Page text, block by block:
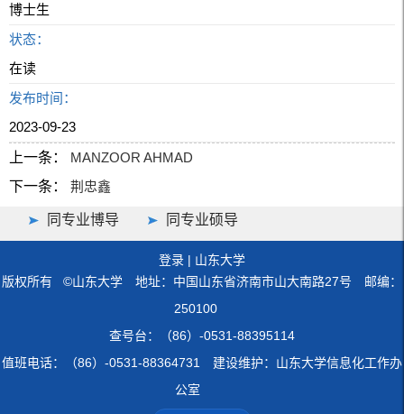
博士生
状态：
在读
发布时间：
2023-09-23
上一条：
MANZOOR AHMAD
下一条：
荆忠鑫
同专业博导 同专业硕导
登录 | 山东大学
版权所有 ©山东大学 地址：中国山东省济南市山大南路27号 邮编：
250100
查号台：（86）-0531-88395114
值班电话：（86）-0531-88364731 建设维护：山东大学信息化工作办
公室